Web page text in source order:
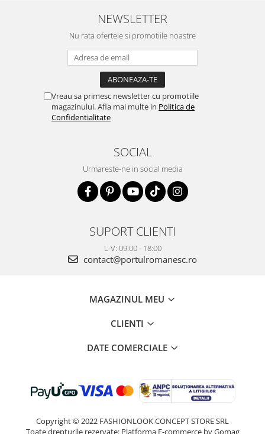
NEWSLETTER
Nu rata ofertele si promotiile noastre
Vreau sa primesc newsletter cu promotiile
magazinului. Afla mai multe in Politica de
Confidentialitate
SOCIAL
Urmareste-ne in social media
SUPORT CLIENTI
L-V: 09:00 - 18:00
contact@portulromanesc.ro
MAGAZINUL MEU
CLIENTI
DATE COMERCIALE
Copyright © 2022 FASHIONLOOK CONCEPT STORE SRL
Toate drepturile rezervate: Platforma E-commerce by Gomag